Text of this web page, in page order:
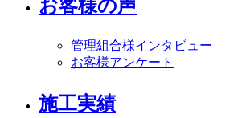
お客様の声
管理組合様インタビュー
お客様アンケート
施工実績